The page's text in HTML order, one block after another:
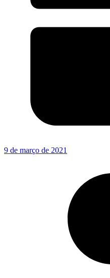
9 de março de 2021